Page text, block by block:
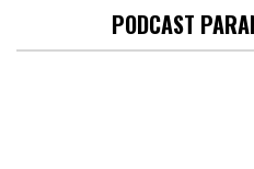
PODCAST